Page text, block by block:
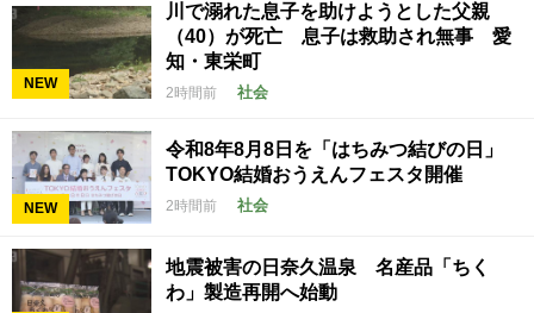
NEW
川で溺れた息子を助けようとした父親
（40）が死亡 息子は救助され無事 愛
知・東栄町
2時間前 社会
NEW
令和8年8月8日を「はちみつ結びの日」
TOKYO結婚おうえんフェスタ開催
2時間前 社会
地震被害の日奈久温泉 名産品「ちく
わ」製造再開へ始動